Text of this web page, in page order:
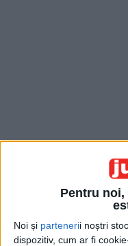
Pentru
Noi și partenerii noștri
dispozitiv, cum ar fi